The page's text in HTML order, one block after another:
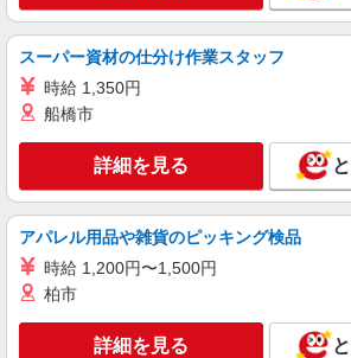
株式会社kotrio /●HR-H-1880324
＜矢野駅＞綺麗な病院の
時給1450円〜1937円
派遣社員
株式会社kotrio /●HR-H-2078570
＜矢野駅＞元気も、プ
時給1500円〜2125円
スーパー資材の仕分け作業スタッフ
時給 1,350円
船橋市
詳細を見る
アパレル用品や雑貨のピッキング検品
時給 1,200円〜1,500円
柏市
詳細を見る